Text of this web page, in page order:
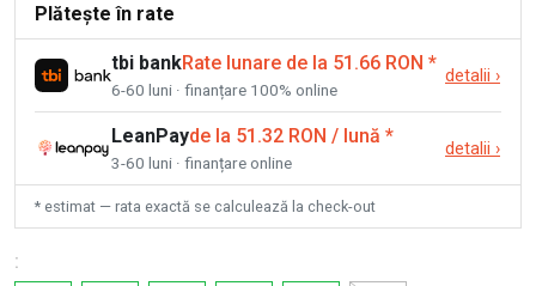
Plătește în rate
tbi bankRate lunare de la 51.66 RON *
6-60 luni · finanțare 100% online
detalii ›
LeanPayde la 51.32 RON / lună *
3-60 luni · finanțare online
detalii ›
* estimat — rata exactă se calculează la check-out
: